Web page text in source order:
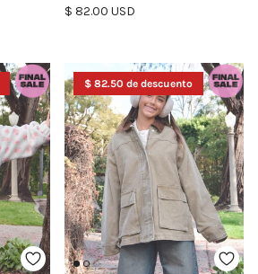
Precio normal
$ 82.00 USD
$ 82.50 de descuento